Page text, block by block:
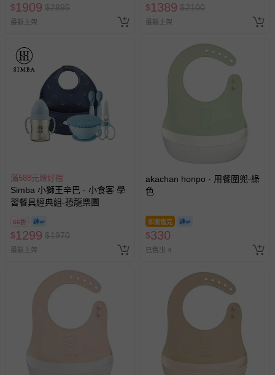
$1909 $2895
最新上架
$1389 $2100
最新上架
滿588元贈好禮
Simba 小獅王辛巴 - 小食客 學
習餐具經典組-恐龍樂團
66折
$1299 $1970
最新上架
akachan honpo - 用餐圍兜-綠
色
即將售完
$330
已售出 4